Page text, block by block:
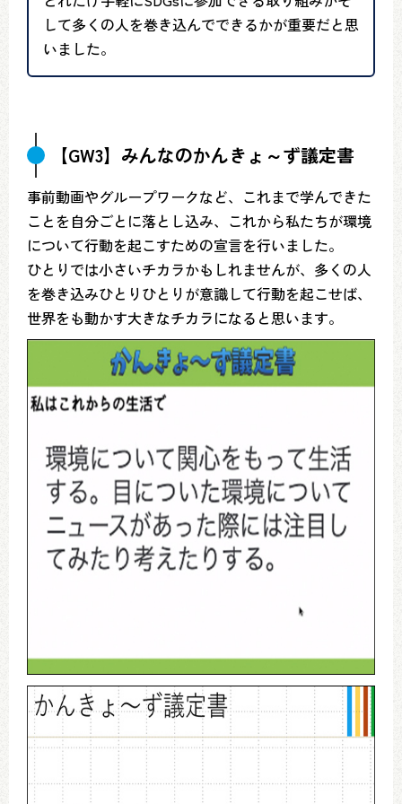
して多くの人を巻き込んでできるかが重要だと思
いました。
【GW3】みんなのかんきょ～ず議定書
事前動画やグループワークなど、これまで学んできた
ことを自分ごとに落とし込み、これから私たちが環境
について行動を起こすための宣言を行いました。
ひとりでは小さいチカラかもしれませんが、多くの人
を巻き込みひとりひとりが意識して行動を起こせば、
世界をも動かす大きなチカラになると思います。